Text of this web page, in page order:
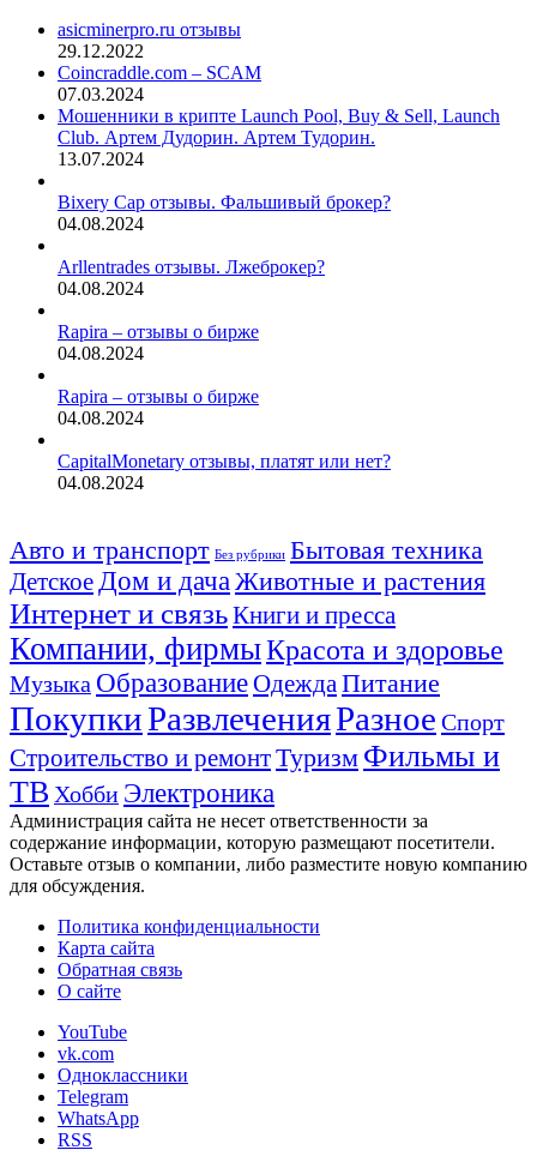
asicminerpro.ru отзывы
29.12.2022
Coincraddle.com – SCAM
07.03.2024
Мошенники в крипте Launch Pool, Buy & Sell, Launch
Club. Артем Дудорин. Артем Тудорин.
13.07.2024
Bixery Cap отзывы. Фальшивый брокер?
04.08.2024
Arllentrades отзывы. Лжеброкер?
04.08.2024
Rapira – отзывы о бирже
04.08.2024
Rapira – отзывы о бирже
04.08.2024
CapitalMonetary отзывы, платят или нет?
04.08.2024
Авто и транспорт Без рубрики Бытовая техника
Детское Дом и дача Животные и растения
Интернет и связьКниги и пресса
Компании, фирмыКрасота и здоровье
Музыка ОбразованиеОдежда Питание
ПокупкиРазвлеченияРазное Спорт
Строительство и ремонтТуризм Фильмы и
ТВ Хобби Электроника
Администрация сайта не несет ответственности за
содержание информации, которую размещают посетители.
Оставьте отзыв о компании, либо разместите новую компанию
для обсуждения.
Политика конфиденциальности
Карта сайта
Обратная связь
О сайте
YouTube
vk.com
Одноклассники
Telegram
WhatsApp
RSS